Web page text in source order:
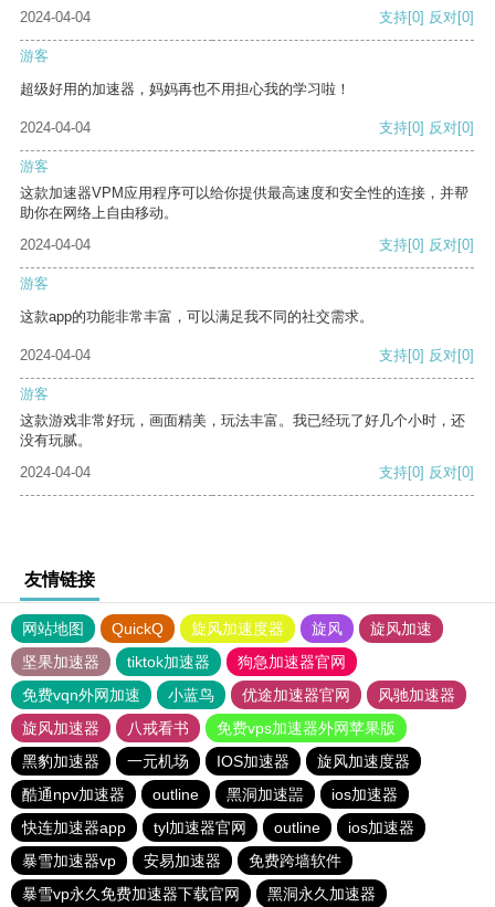
2024-04-04
支持[0] 反对[0]
游客
超级好用的加速器，妈妈再也不用担心我的学习啦！
2024-04-04 支持[0] 反对[0]
游客
这款加速器VPM应用程序可以给你提供最高速度和安全性的连接，并帮
助你在网络上自由移动。
2024-04-04
支持[0] 反对[0]
游客
这款app的功能非常丰富，可以满足我不同的社交需求。
2024-04-04 支持[0] 反对[0]
游客
这款游戏非常好玩，画面精美，玩法丰富。我已经玩了好几个小时，还
没有玩腻。
2024-04-04
支持[0] 反对[0]
友情链接
网站地图 QuickQ 旋风加速度器 旋风
旋风加速
坚果加速器
tiktok加速器
狗急加速器官网
免费vqn外网加速
小蓝鸟 优途加速器官网
风驰加速器
旋风加速器
八戒看书
免费vps加速器外网苹果版
黑豹加速器
一元机场 IOS加速器
旋风加速度器
酷通npv加速器
outline 黑洞加速噐
ios加速器
快连加速器app
tyl加速器官网 outline
ios加速器
暴雪加速器vp
安易加速器
免费跨墙软件
暴雪vp永久免费加速器下载官网
黑洞永久加速器